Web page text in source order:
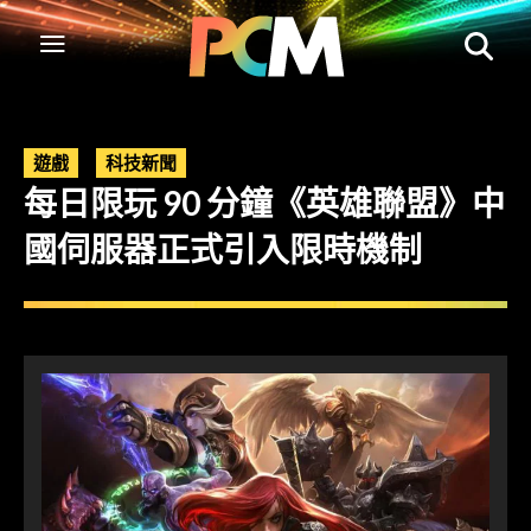
遊戲 科技新聞
每日限玩 90 分鐘《英雄聯盟》中
國伺服器正式引入限時機制